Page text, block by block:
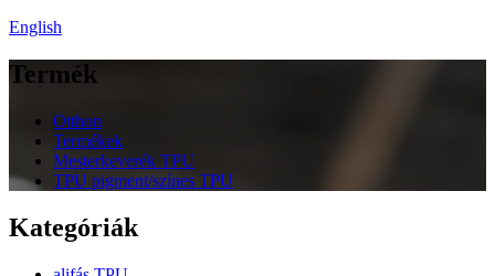
English
Termék
Otthon
Termékek
Mesterkeverék TPU
TPU pigment/színes TPU
Kategóriák